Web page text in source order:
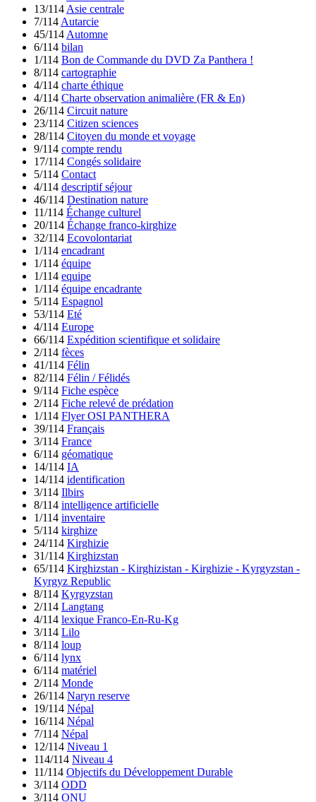
13/114 Asie centrale
7/114 Autarcie
45/114 Automne
6/114 bilan
1/114 Bon de Commande du DVD Za Panthera !
8/114 cartographie
4/114 charte éthique
4/114 Charte observation animalière (FR & En)
26/114 Circuit nature
23/114 Citizen sciences
28/114 Citoyen du monde et voyage
9/114 compte rendu
17/114 Congés solidaire
5/114 Contact
4/114 descriptif séjour
46/114 Destination nature
11/114 Échange culturel
20/114 Échange franco-kirghize
32/114 Ecovolontariat
1/114 encadrant
1/114 équipe
1/114 equipe
1/114 équipe encadrante
5/114 Espagnol
53/114 Eté
4/114 Europe
66/114 Expédition scientifique et solidaire
2/114 fèces
41/114 Félin
82/114 Félin / Félidés
9/114 Fiche espèce
2/114 Fiche relevé de prédation
1/114 Flyer OSI PANTHERA
39/114 Français
3/114 France
6/114 géomatique
14/114 IA
14/114 identification
3/114 Ilbirs
8/114 intelligence artificielle
1/114 inventaire
5/114 kirghize
24/114 Kirghizie
31/114 Kirghizstan
65/114 Kirghizstan - Kirghizistan - Kirghizie - Kyrgyzstan -
Kyrgyz Republic
8/114 Kyrgyzstan
2/114 Langtang
4/114 lexique Franco-En-Ru-Kg
3/114 Lilo
8/114 loup
6/114 lynx
6/114 matériel
2/114 Monde
26/114 Naryn reserve
19/114 Népal
16/114 Népal
7/114 Népal
12/114 Niveau 1
114/114 Niveau 4
11/114 Objectifs du Développement Durable
3/114 ODD
3/114 ONU